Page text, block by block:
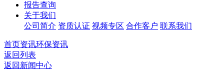
报告查询
关于我们
公司简介 资质认证 视频专区 合作客户 联系我们
首页资讯环保资讯
返回列表
返回新闻中心